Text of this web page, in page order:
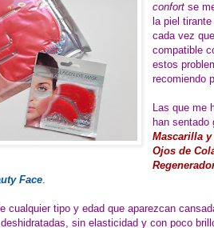
confort se
la piel
cada vez
compatible
estos
recomiendo
Las que me
han sentado
Mascarilla
Ojos de
Face.
cualquier tipo y edad que aparezcan
sin elasticidad y con poco